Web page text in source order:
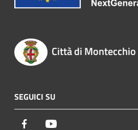
Città di
SEGUICI SU
Facebook